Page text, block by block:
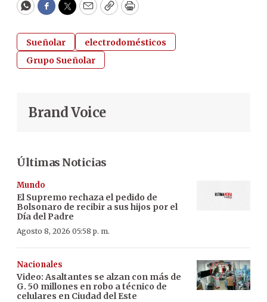
WhatsApp
Facebook
Twitter
EmailCopyPrint
Sueñolar
electrodomésticos
Grupo Sueñolar
Brand Voice
Últimas Noticias
Mundo
El Supremo rechaza el pedido de
Bolsonaro de recibir a sus hijos por el
Día del Padre
Agosto 8, 2026 05:58 p. m.
Nacionales
Video: Asaltantes se alzan con más de
G. 50 millones en robo a técnico de
celulares en Ciudad del Este